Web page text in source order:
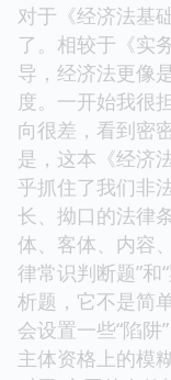
对于《经济法基
了。相较于《实
导，经济法更像
度。一开始我很
向很差，看到密
是，这本《经济
乎抓住了我们非
长、拗口的法律
体、客体、内容
律常识判断题”和
析题，它不是简
会设置一些“陷
主体资格上的模